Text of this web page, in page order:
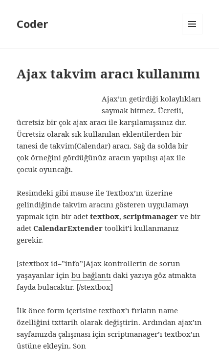
Coder
Ajax takvim aracı kullanımı
Ajax’ın getirdiği kolaylıkları
saymak bitmez. Ücretli,
ücretsiz bir çok ajax aracı ile karşılamışsınız dır.
Ücretsiz olarak sık kullanılan eklentilerden bir
tanesi de takvim(Calendar) aracı. Sağ da solda bir
çok örneğini gördüğünüz aracın yapılışı ajax ile
çocuk oyuncağı.
Resimdeki gibi mause ile Textbox’ın üzerine
gelindiğinde takvim aracını gösteren uygulamayı
yapmak için bir adettextbox,scriptmanager ve bir
adetCalendarExtender toolkit’i kullanmanız
gerekir.
[stextbox id=”info”]Ajax kontrollerin de sorun
yaşayanlar içinbu bağlantı daki yazıya göz atmakta
fayda bulacaktır. [/stextbox]
İlk önce form içerisine textbox’ı fırlatın name
özelliğini txttarih olarak değiştirin. Ardından ajax’ın
sayfamızda çalışması için scriptmanager’ı textbox’ın
üstüne ekleyin. Son